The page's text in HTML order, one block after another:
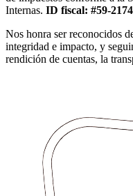
Internas. ID fiscal: #59-
Nos honra ser reconocidos
integridad e impacto, y
rendición de cuentas, la